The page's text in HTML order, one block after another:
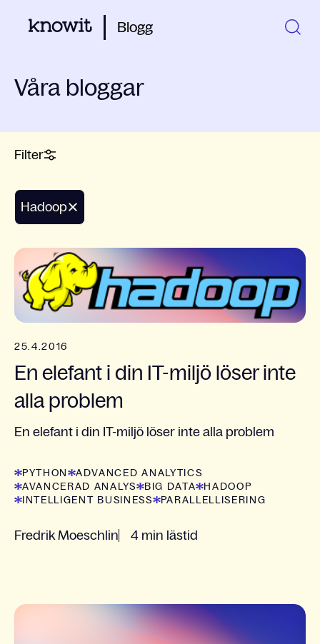
Blogg
Våra bloggar
Filter
hadoop
25.4.2016
En elefant i din IT-miljö löser inte
alla problem
En elefant i din IT-miljö löser inte alla problem
PYTHON
ADVANCED ANALYTICS
AVANCERAD ANALYS
BIG DATA
HADOOP
INTELLIGENT BUSINESS
PARALLELLISERING
Fredrik Moeschlin 4 min lästid